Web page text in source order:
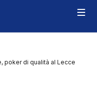
poker di qualità al Lecce